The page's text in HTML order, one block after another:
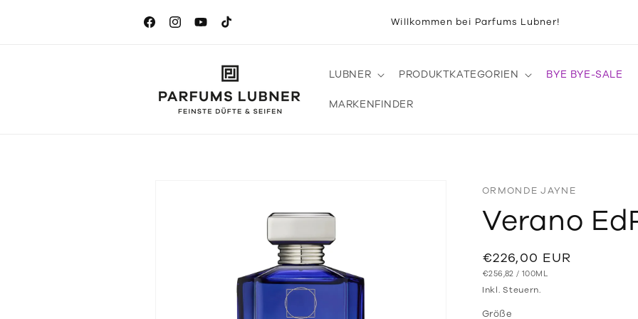
FacebookInstagram
YouTubeTikTok
Willkommen bei Parfums Lubner!
LUBNER PRODUKTKATEGORIEN BYE BYE-SALE
MARKENFINDER
ORMONDE JAYNE
Verano
Normaler
Preis
€226,00 EUR
GRUNDPREIS
€256,82 / PRO
100ML
Inkl. Steuern.
Größe